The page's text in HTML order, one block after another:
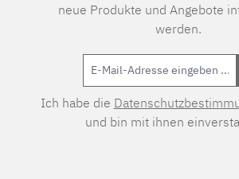
neue Produkte und Angebote
werden.
Ich habe die
und bin mit ihnen